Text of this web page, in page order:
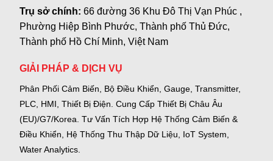
Trụ sở chính:66 đường 36 Khu Đô Thị Vạn Phúc ,
Phường Hiệp Bình Phước, Thành phố Thủ Đức,
Thành phố Hồ Chí Minh, Việt Nam
GIẢI PHÁP & DỊCH VỤ
Phân Phối Cảm Biến, Bộ Điều Khiển, Gauge, Transmitter,
PLC, HMI, Thiết Bị Điện. Cung Cấp Thiết Bị Châu Âu
(EU)/G7/Korea. Tư Vấn Tích Hợp Hệ Thống Cảm Biến &
Điều Khiển, Hệ Thống Thu Thập Dữ Liệu, IoT System,
Water Analytics.